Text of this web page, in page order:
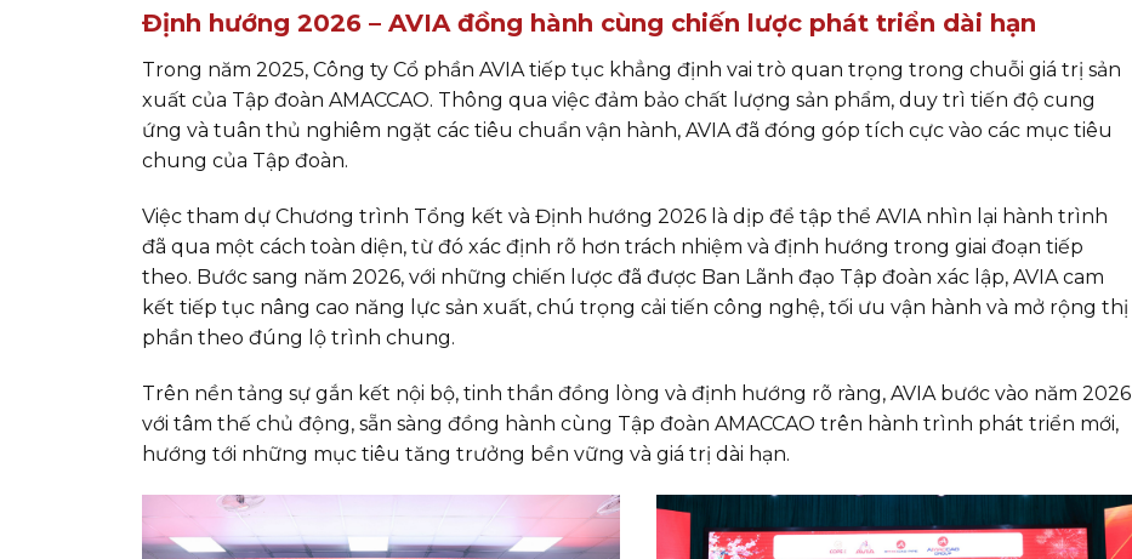
Định hướng 2026 – AVIA đồng hành cùng chiến lược phát triển dài hạn
Trong năm 2025, Công ty Cổ phần AVIA tiếp tục khẳng định vai trò quan trọng trong chuỗi giá trị sản
xuất của Tập đoàn AMACCAO. Thông qua việc đảm bảo chất lượng sản phẩm, duy trì tiến độ cung
ứng và tuân thủ nghiêm ngặt các tiêu chuẩn vận hành, AVIA đã đóng góp tích cực vào các mục tiêu
chung của Tập đoàn.
Việc tham dự Chương trình Tổng kết và Định hướng 2026 là dịp để tập thể AVIA nhìn lại hành trình
đã qua một cách toàn diện, từ đó xác định rõ hơn trách nhiệm và định hướng trong giai đoạn tiếp
theo. Bước sang năm 2026, với những chiến lược đã được Ban Lãnh đạo Tập đoàn xác lập, AVIA cam
kết tiếp tục nâng cao năng lực sản xuất, chú trọng cải tiến công nghệ, tối ưu vận hành và mở rộng thị
phần theo đúng lộ trình chung.
Trên nền tảng sự gắn kết nội bộ, tinh thần đồng lòng và định hướng rõ ràng, AVIA bước vào năm 2026
với tâm thế chủ động, sẵn sàng đồng hành cùng Tập đoàn AMACCAO trên hành trình phát triển mới,
hướng tới những mục tiêu tăng trưởng bền vững và giá trị dài hạn.